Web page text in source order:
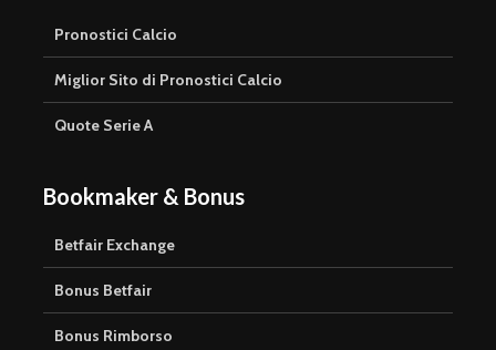
Pronostici Calcio
Miglior Sito di Pronostici Calcio
Quote Serie A
Bookmaker & Bonus
Betfair Exchange
Bonus Betfair
Bonus Rimborso